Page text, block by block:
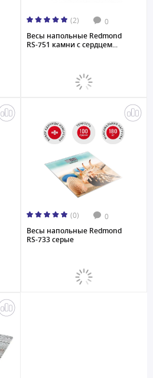
(2) 0
Весы напольные Redmond
RS-751 камни с сердцем...
(0) 0
Весы напольные Redmond
RS-733 серые